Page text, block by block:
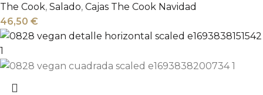
The Cook, Salado, Cajas The Cook Navidad
46,50 €